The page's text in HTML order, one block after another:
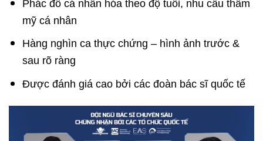
Phác đồ cá nhân hóa theo độ tuổi, nhu cầu thẩm
mỹ cá nhân
Hàng nghìn ca thực chứng – hình ảnh trước &
sau rõ ràng
Được đánh giá cao bởi các đoàn bác sĩ quốc tế